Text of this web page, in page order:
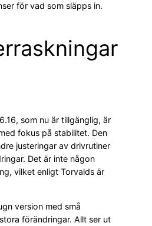
för vad som släpps in.
som nu är tillgänglig, är
fokus på stabilitet. Den
justeringar av drivrutiner
Det är inte någon
vilket enligt Torvalds är
version med små
förändringar. Allt ser ut